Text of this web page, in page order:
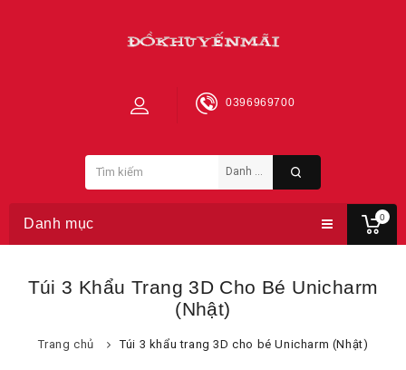
0
0396969700
Danh mục
Túi 3 Khẩu Trang 3D Cho Bé Unicharm
(Nhật)
Trang chủ Túi 3 khẩu trang 3D cho bé Unicharm (Nhật)